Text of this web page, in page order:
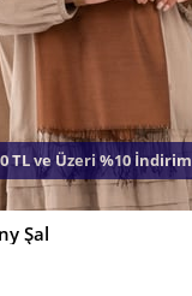
Şal
TL ve Üzeri %10 İndirim